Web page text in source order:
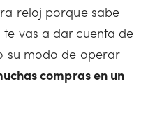
reloj porque sabe
vas a dar cuenta de
su modo de operar
compras en un